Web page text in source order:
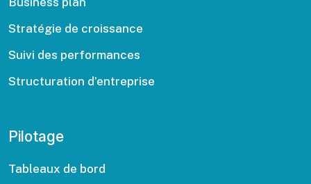
Stratégie de croissance
Suivi des performances
Structuration d’entreprise
Pilotage
Tableaux de bord